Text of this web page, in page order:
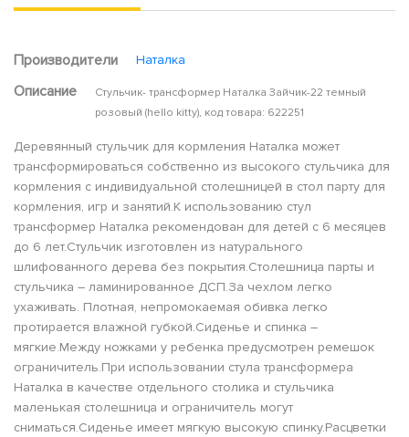
Производители Наталка
Описание
Стульчик- трансформер Наталка Зайчик-22 темный
розовый (hello kitty), код товара: 622251
Деревянный стульчик для кормления Наталка может
трансформироваться собственно из высокого стульчика для
кормления с индивидуальной столешницей в стол парту для
кормления, игр и занятий.К использованию стул
трансформер Наталка рекомендован для детей с 6 месяцев
до 6 лет.Стульчик изготовлен из натурального
шлифованного дерева без покрытия.Столешница парты и
стульчика – ламинированное ДСП.За чехлом легко
ухаживать. Плотная, непромокаемая обивка легко
протирается влажной губкой.Сиденье и спинка –
мягкие.Между ножками у ребенка предусмотрен ремешок
ограничитель.При использовании стула трансформера
Наталка в качестве отдельного столика и стульчика
маленькая столешница и ограничитель могут
сниматься.Сиденье имеет мягкую высокую спинку.Расцветки